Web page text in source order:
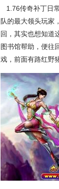
1.76传奇补丁日
队的最大领头玩家
回，其实也想知道
图书馆帮助，便往
戏，前面有路红野